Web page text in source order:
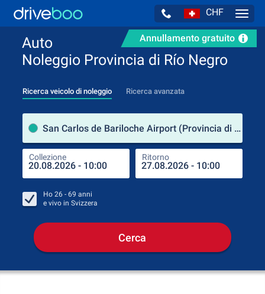
CHF
Annullamento gratuito
Auto
Noleggio Provincia di Río Negro
Ricerca veicolo di noleggio Ricerca avanzata
San Carlos de Bariloche Airport (Provincia di Río Negro / Argentina)
Collezione Ritorno
Ho 26 - 69 anni
e vivo in Svizzera
Cerca